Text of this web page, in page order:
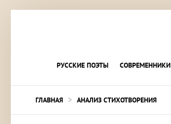
РУССКИЕ ПОЭТЫ СОВРЕМЕННИКИ
ГЛАВНАЯ > АНАЛИЗ СТИХОТВОРЕНИЯ